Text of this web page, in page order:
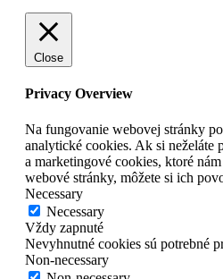
Close
Privacy Overview
Na fungovanie webovej stránky
analytické cookies. Ak si neželáte
a marketingové cookies, ktoré
webové stránky, môžete si ich
Necessary
Necessary
Vždy zapnuté
Nevyhnutné cookies sú potrebné
Non-necessary